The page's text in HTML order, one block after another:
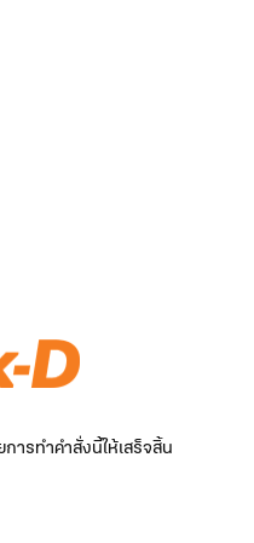
ารทำคำสั่งนี้ให้เสร็จสิ้น